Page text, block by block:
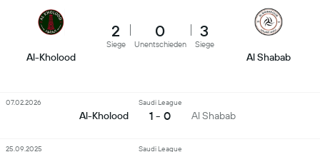
Al-Kholood
2
Siege
0
Unentschieden
3
Siege
Al Shabab
Al-Kholood
Saudi League
1 - 0 Al Shabab
07.02.2026
Saudi League
25.09.2025